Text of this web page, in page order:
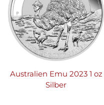
Australien Emu 2023 1 oz
Silber